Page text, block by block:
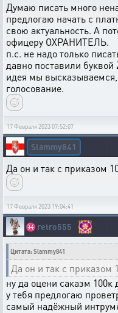
Думаю писать много
предлогаю начать с
свою актуальность. А
офицеру ОХРАНИТЕЛЬ.
п.с. не надо только
давно поставили
идея мы
голосование.
17 Февраля 2023 07:52:07
Slammy841
Да он и так с приказом
17 Февраля 2023 19:04:41
♓retro555
Цитата: Slammy841
Да он и так с приказом
ну да оцени саказм 100к
у тебя предлогаю
самый надёжный